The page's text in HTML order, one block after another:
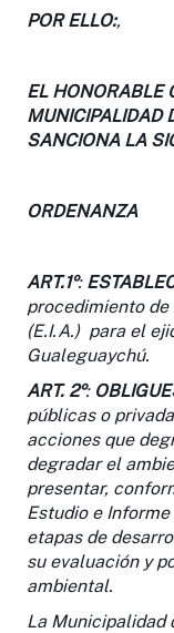
POR ELLO:,
EL HONORABLE
MUNICIPALIDAD
SANCIONA LA
ORDENANZA
ART.1º:
procedimiento
(E.I.A.) para el
Gualeguaychú.
ART. 2º:
públicas o
acciones que
degradar el
presentar,
Estudio e
etapas de
su evaluación y
ambiental.
La Municipalidad